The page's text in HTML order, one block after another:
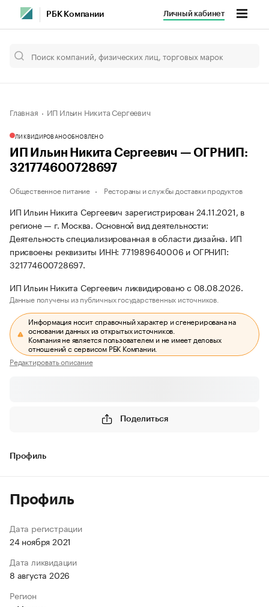
РБК Компании Личный кабинет
Главная ИП Ильин Никита Сергеевич
ЛИКВИДИРОВАНООБНОВЛЕНО
ИП Ильин Никита Сергеевич — ОГРНИП:
321774600728697
Общественное питание Рестораны и службы доставки продуктов
ИП Ильин Никита Сергеевич зарегистрирован 24.11.2021, в
регионе — г. Москва. Основной вид деятельности:
Деятельность специализированная в области дизайна. ИП
присвоены реквизиты ИНН: 771989640006 и ОГРНИП:
321774600728697.
ИП Ильин Никита Сергеевич ликвидировано с 08.08.2026.
Данные получены из публичных государственных источников.
Информация носит справочный характер и сгенерирована на
основании данных из открытых источников.
Компания не является пользователем и не имеет деловых
отношений с сервисом РБК Компании.
Редактировать описание
Поделиться
Профиль
Профиль
Дата регистрации
24 ноября 2021
Дата ликвидации
8 августа 2026
Регион